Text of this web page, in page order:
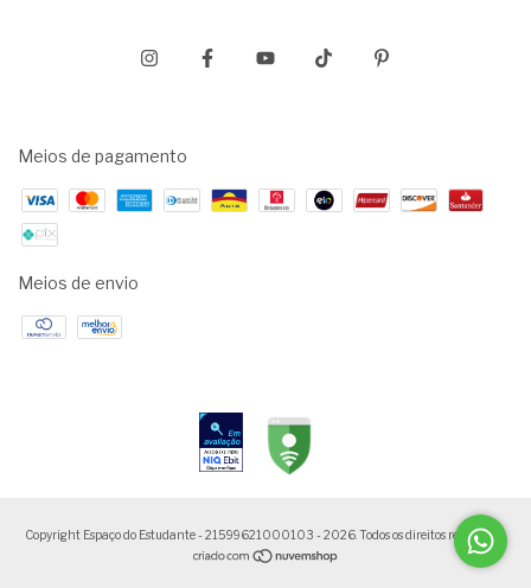
Meios de pagamento
Meios de envio
Copyright Espaço do Estudante - 21599621000103 - 2026. Todos os direitos reservados.